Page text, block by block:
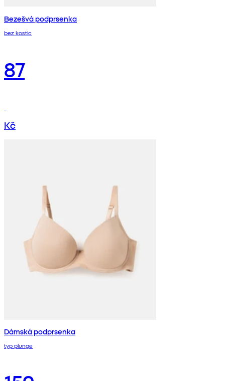
Bezešvá podprsenka
bez kostic
87
Kč
Dámská podprsenka
typ plunge